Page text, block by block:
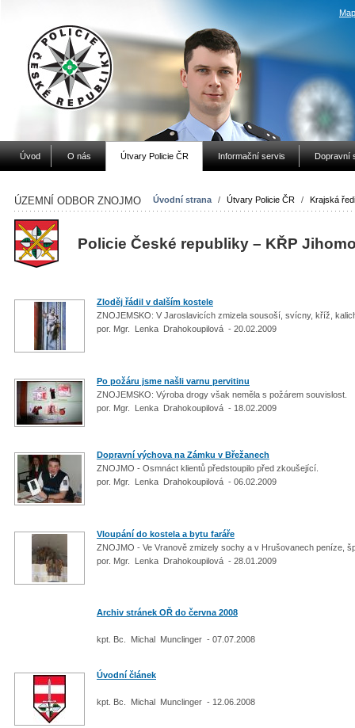
Úvod O nás Útvary Policie ČR Informační servis Dopravní
Úvodní strana / Útvary Policie ČR / Krajská
ÚZEMNÍ ODBOR ZNOJMO
Policie České republiky – KŘP
Zloděj řádil v dalším kostele
ZNOJEMSKO: V Jaroslavicích zmizela sousoší, svícny, kříž,
por. Mgr. Lenka Drahokoupilová - 20.02.2009
Po požáru jsme našli varnu pervitinu
ZNOJEMSKO: Výroba drogy však neměla s požárem souvislost.
por. Mgr. Lenka Drahokoupilová - 18.02.2009
Dopravní výchova na Zámku v Břežanech
ZNOJMO - Osmnáct klientů předstoupilo před zkoušející.
por. Mgr. Lenka Drahokoupilová - 06.02.2009
Vloupání do kostela a bytu faráře
ZNOJMO - Ve Vranově zmizely sochy a v Hrušovanech peníze,
por. Mgr. Lenka Drahokoupilová - 28.01.2009
Archiv stránek OŘ do června 2008
kpt. Bc. Michal Munclinger - 07.07.2008
Úvodní článek
kpt. Bc. Michal Munclinger - 12.06.2008